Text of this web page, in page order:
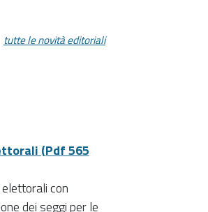
tutte le novità editoriali
(Pdf 565
con
dei seggi per le